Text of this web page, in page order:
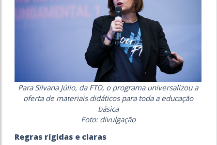
Para Silvana Júlio, da FTD, o programa universalizou a
oferta de materiais didáticos para toda a educação
básica
Foto: divulgação
Regras rígidas e claras